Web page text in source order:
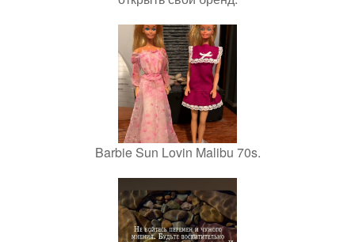
Barbie Sun Lovin Malibu 70s.